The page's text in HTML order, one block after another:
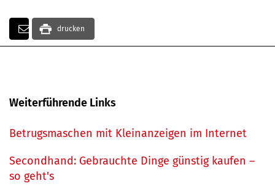
drucken
Weiterführende Links
Betrugsmaschen mit Kleinanzeigen im Internet
Secondhand: Gebrauchte Dinge günstig kaufen –
so geht's